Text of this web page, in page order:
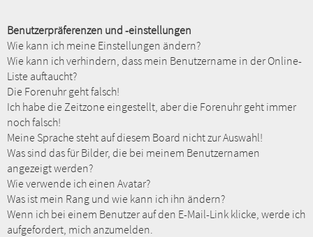
Benutzerpräferenzen und -einstellungen
Wie kann ich meine Einstellungen ändern?
Wie kann ich verhindern, dass mein Benutzername in der Online-
Liste auftaucht?
Die Forenuhr geht falsch!
Ich habe die Zeitzone eingestellt, aber die Forenuhr geht immer
noch falsch!
Meine Sprache steht auf diesem Board nicht zur Auswahl!
Was sind das für Bilder, die bei meinem Benutzernamen
angezeigt werden?
Wie verwende ich einen Avatar?
Was ist mein Rang und wie kann ich ihn ändern?
Wenn ich bei einem Benutzer auf den E-Mail-Link klicke, werde ich
aufgefordert, mich anzumelden.